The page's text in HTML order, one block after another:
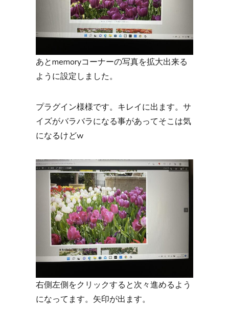
あとmemoryコーナーの写真を拡大出来る
ように設定しました。
プラグイン様様です。キレイに出ます。サ
イズがバラバラになる事があってそこは気
になるけどw
右側左側をクリックすると次々進めるよう
になってます。矢印が出ます。